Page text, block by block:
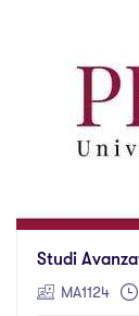
Studi
MA1124